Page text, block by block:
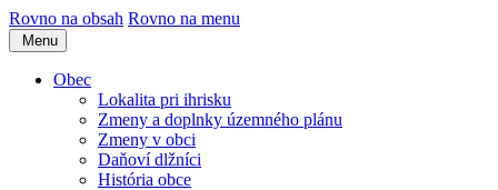
Rovno na obsah Rovno na menu
Menu
Obec
Lokalita pri ihrisku
Zmeny a doplnky územného plánu
Zmeny v obci
Daňoví dlžníci
História obce